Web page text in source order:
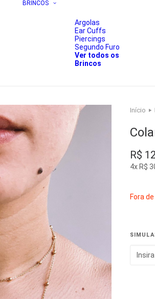
BRINCOS
Argolas
Ear Cuffs
Piercings
Segundo Furo
Ver todos os
Brincos
Início
R$
4x R$
Fora